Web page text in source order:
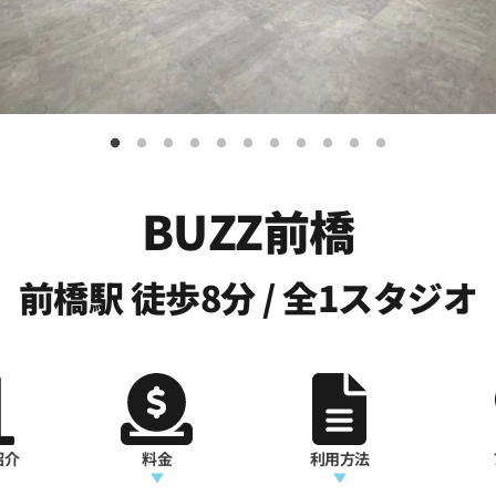
BUZZ前橋
前橋駅 徒歩8分 / 全1スタジオ
介 料金 利用方法